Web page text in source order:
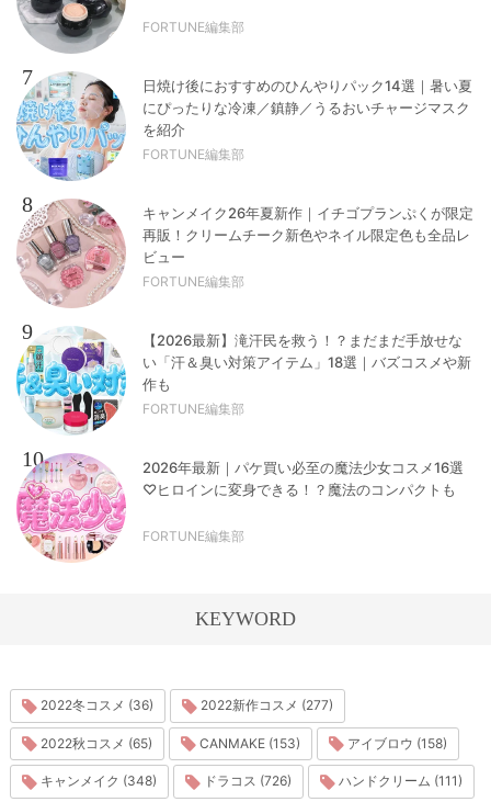
FORTUNE編集部
7
日焼け後におすすめのひんやりパック14選｜暑い夏
にぴったりな冷凍／鎮静／うるおいチャージマスク
を紹介
FORTUNE編集部
8
キャンメイク26年夏新作｜イチゴプランぷくが限定
再販！クリームチーク新色やネイル限定色も全品レ
ビュー
FORTUNE編集部
9
【2026最新】滝汗民を救う！？まだまだ手放せな
い「汗＆臭い対策アイテム」18選｜バズコスメや新
作も
FORTUNE編集部
10
2026年最新｜パケ買い必至の魔法少女コスメ16選
♡ヒロインに変身できる！？魔法のコンパクトも
FORTUNE編集部
KEYWORD
2022冬コスメ (36) 2022新作コスメ (277)
2022秋コスメ (65) CANMAKE (153) アイブロウ (158)
キャンメイク (348) ドラコス (726) ハンドクリーム (111)